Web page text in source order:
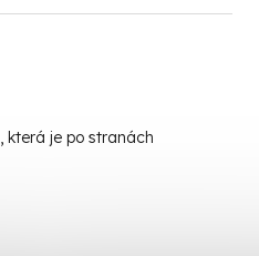
, která je po stranách